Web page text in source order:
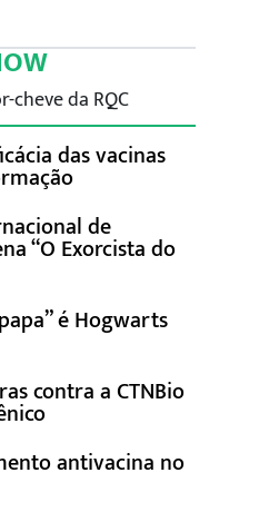
cheve da RQC
das vacinas
de
“O Exorcista do
é Hogwarts
contra a CTNBio
antivacina no